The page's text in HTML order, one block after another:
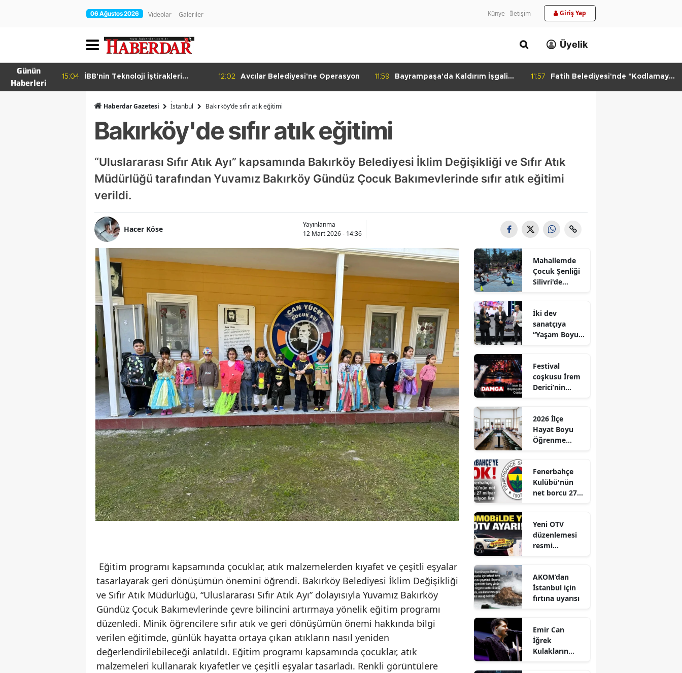
06 Ağustos 2026 Videolar Galeriler Künye İletişim Giriş Yap
Üyelik
Günün
Haberleri
Bamyası
15:04
İBB'nin Teknoloji İştirakleri
12:02 Avcılar Belediyesi'ne Operasyon 11:59
Bayrampaşa'da Kaldırım İşgali
11:57
Fatih Belediyesi'nde "Kodlamaya
Haberdar Gazetesi İ̇stanbul Bakırköy'de sıfır atık eğitimi
Bakırköy'de sıfır atık eğitimi
“Uluslararası Sıfır Atık Ayı” kapsamında Bakırköy Belediyesi İklim Değişikliği ve Sıfır Atık
Müdürlüğü tarafından Yuvamız Bakırköy Gündüz Çocuk Bakımevlerinde sıfır atık eğitimi
verildi.
Hacer Köse
Yayınlanma
12 Mart 2026 - 14:36
Eğitim programı kapsamında çocuklar, atık malzemelerden kıyafet ve çeşitli eşyalar
tasarlayarak geri dönüşümün önemini öğrendi. Bakırköy Belediyesi İklim Değişikliği
ve Sıfır Atık Müdürlüğü, “Uluslararası Sıfır Atık Ayı” dolayısıyla Yuvamız Bakırköy
Gündüz Çocuk Bakımevlerinde çevre bilincini artırmaya yönelik eğitim programı
düzenledi. Minik öğrencilere sıfır atık ve geri dönüşümün önemi hakkında bilgi
verilen eğitimde, günlük hayatta ortaya çıkan atıkların nasıl yeniden
değerlendirilebileceği anlatıldı. Eğitim programı kapsamında çocuklar, atık
malzemeleri kullanarak kıyafetler ve çeşitli eşyalar tasarladı. Renkli görüntülere
Mahallemde
Çocuk Şenliği
Silivri'de
iİki dev
sanatçıya
“Yaşam Boyu
Festival
coşkusu İrem
Derici’nin
2026 İlçe
Hayat Boyu
Öğrenme
Gerçekleştirild
i
Fenerbahçe
Kulübü'nün
net borcu 27
Yeni OTV
düzenlemesi
resmi
AKOM’dan
İstanbul için
fırtına uyarısı
Emir Can
İğrek
Kulakların